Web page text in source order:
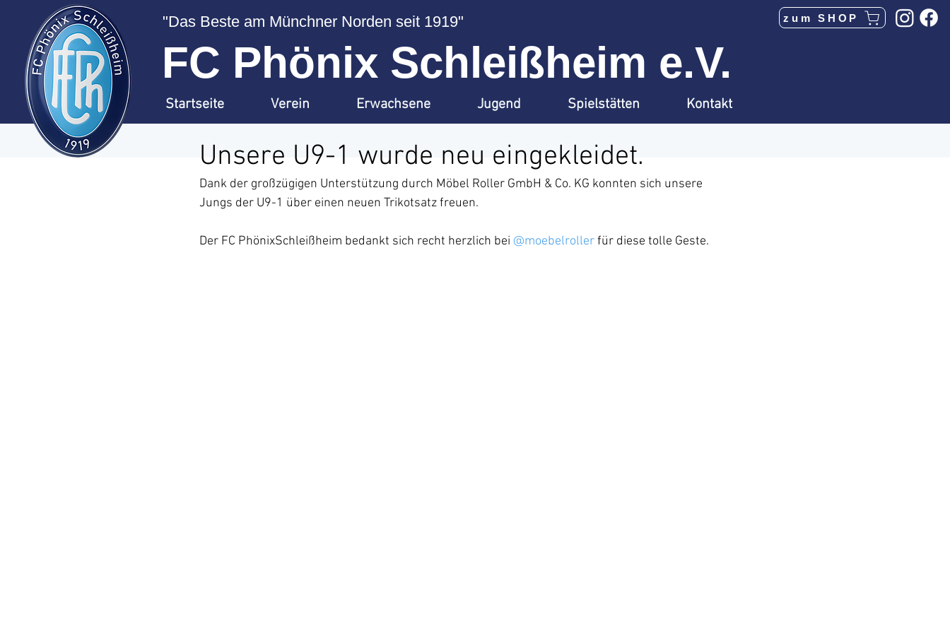
zum SHOP
"Das Beste am Münchner Norden seit 1919"
FC Phönix Schleißheim e.V.
Startseite Verein Erwachsene Jugend Spielstätten Kontakt
Unsere U9-1 wurde neu eingekleidet.
Dank der großzügigen Unterstützung durch Möbel Roller GmbH & Co. KG konnten sich unsere
Jungs der U9-1 über einen neuen Trikotsatz freuen.
Der FC PhönixSchleißheim bedankt sich recht herzlich bei @moebelroller für diese tolle Geste.